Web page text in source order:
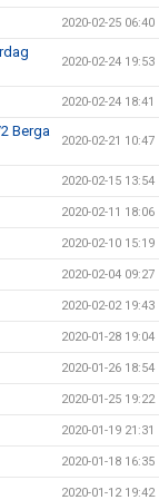
2020-02-25 06:40
2020-02-24 19:53
2020-02-24 18:41
Berga
2020-02-21 10:47
2020-02-15 13:54
2020-02-11 18:06
2020-02-10 15:19
2020-02-04 09:27
2020-02-02 19:43
2020-01-28 19:04
2020-01-26 18:54
2020-01-25 19:22
2020-01-19 21:31
2020-01-18 16:35
2020-01-12 19:42